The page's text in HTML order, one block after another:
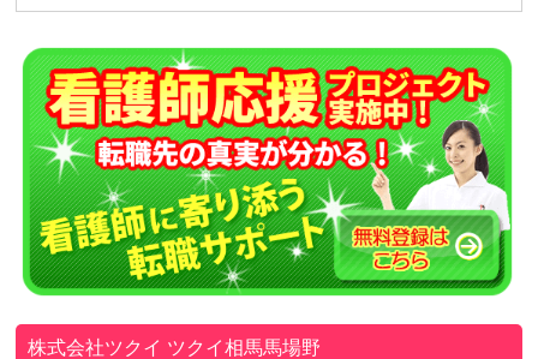
株式会社ツクイ ツクイ相馬馬場野